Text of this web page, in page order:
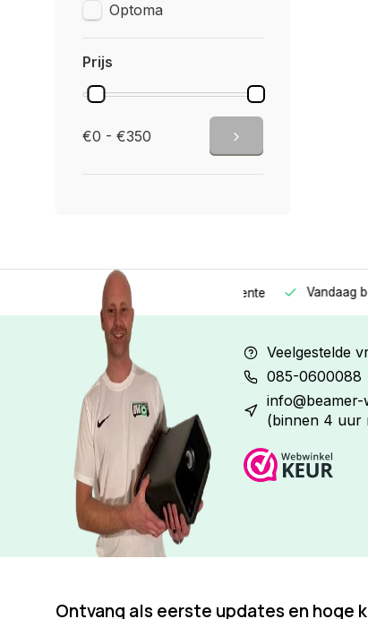
Optoma
Prijs
€0 - €350
3 gelijke delen Vandaag besteld
Veelgestelde
085-0600088
(binnen 4 uur
Ontvang als eerste updates en hoge